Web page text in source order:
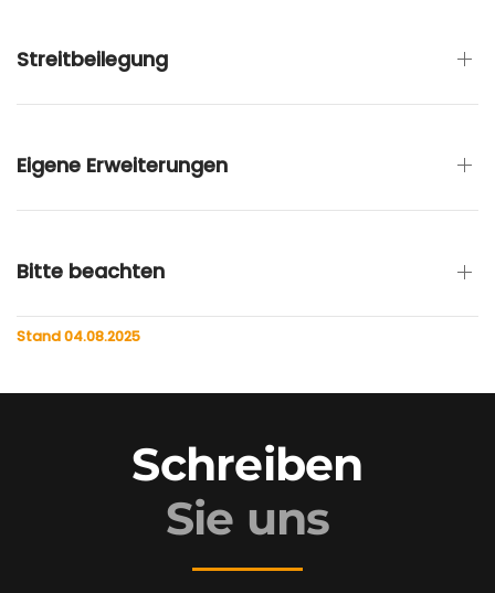
Streitbeilegung
Eigene Erweiterungen
Bitte beachten
Stand 04.08.2025
Schreiben
Sie uns